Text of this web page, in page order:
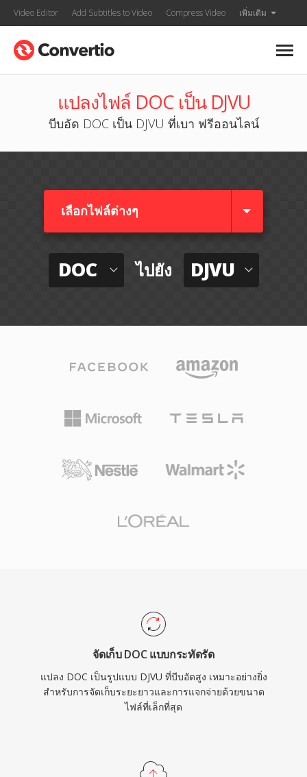
Video Editor Add Subtitles to Video Compress Video เพิ่มเติม
แปลงไฟล์ DOC เป็น DJVU
บีบอัด DOC เป็น DJVU ที่เบา ฟรีออนไลน์
เลือกไฟล์ต่างๆ​
DOC ไปยัง DJVU
จัดเก็บ DOC แบบกระทัดรัด
แปลง DOC เป็นรูปแบบ DJVU ที่บีบอัดสูง เหมาะอย่างยิ่ง
สำหรับการจัดเก็บระยะยาวและการแจกจ่ายด้วยขนาด
ไฟล์ที่เล็กที่สุด